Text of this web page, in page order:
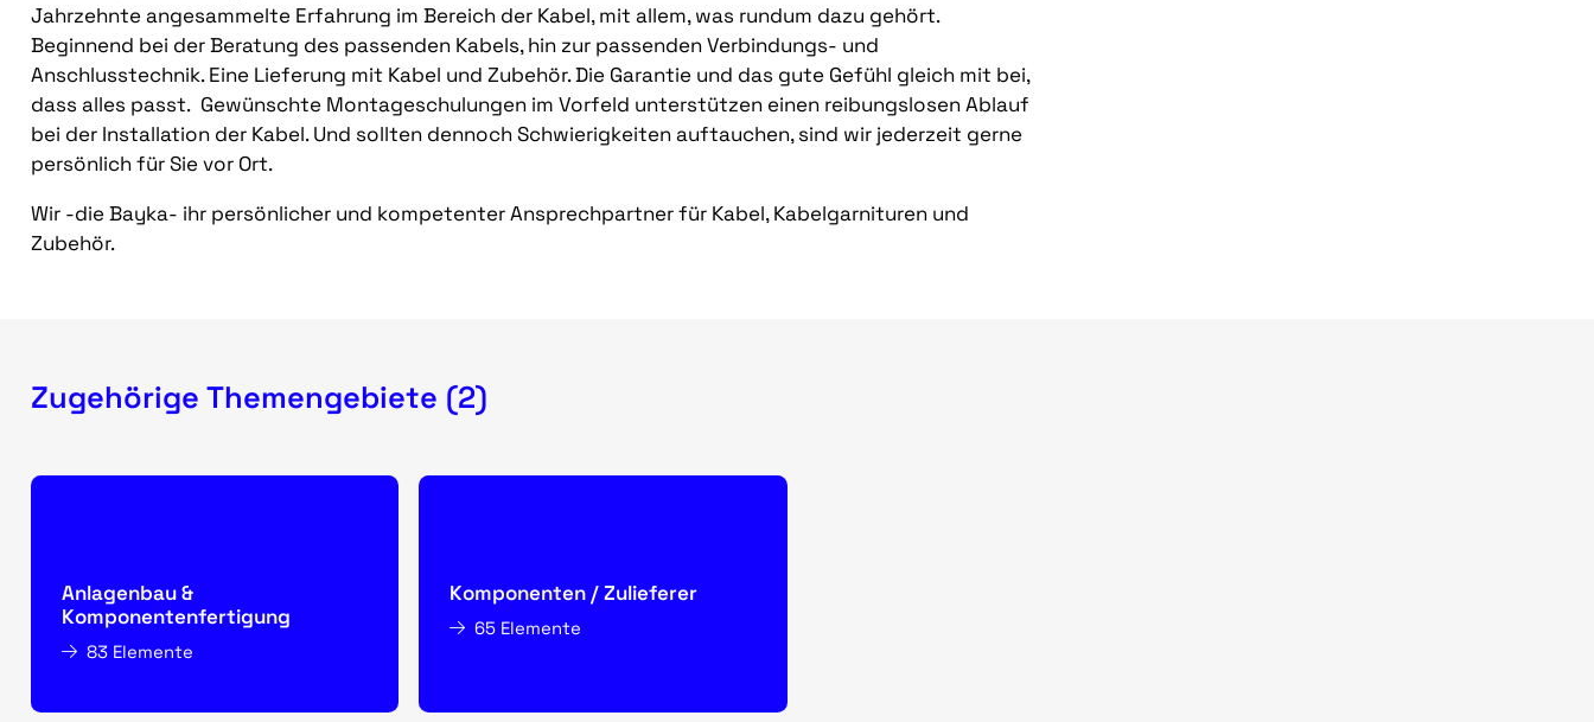
Jahrzehnte angesammelte Erfahrung im Bereich der Kabel, mit allem, was rundum dazu gehört.
Beginnend bei der Beratung des passenden Kabels, hin zur passenden Verbindungs- und
Anschlusstechnik. Eine Lieferung mit Kabel und Zubehör. Die Garantie und das gute Gefühl gleich mit bei,
dass alles passt. Gewünschte Montageschulungen im Vorfeld unterstützen einen reibungslosen Ablauf
bei der Installation der Kabel. Und sollten dennoch Schwierigkeiten auftauchen, sind wir jederzeit gerne
persönlich für Sie vor Ort.
Wir -die Bayka- ihr persönlicher und kompetenter Ansprechpartner für Kabel, Kabelgarnituren und
Zubehör.
Zugehörige Themengebiete (2)
Anlagenbau &
Komponentenfertigung
83 Elemente
Komponenten / Zulieferer
65 Elemente